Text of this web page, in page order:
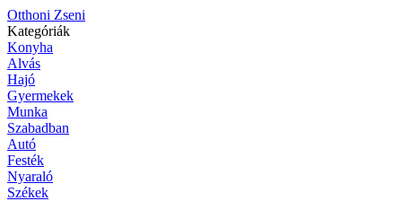
Otthoni Zseni
Kategóriák
Konyha
Alvás
Hajó
Gyermekek
Munka
Szabadban
Autó
Festék
Nyaraló
Székek